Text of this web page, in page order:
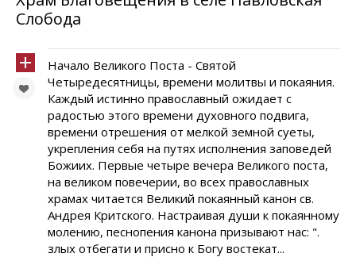
Слобода
Начало Великого Поста - Святой
Четыредесятницы, времени молитвы и покаяния.
Каждый истинно православный ожидает с
радостью этого времени духовного подвига,
времени отрешения от мелкой земной суеты,
укрепления себя на путях исполнения заповедей
Божиих. Первые четыре вечера Великого поста,
на великом повечерии, во всех православных
храмах читается Великий покаянный канон св.
Андрея Критского. Настраивая души к покаянному
молению, песнопения канона призывают нас: ".
злых отбегати и присно к Богу востекат...